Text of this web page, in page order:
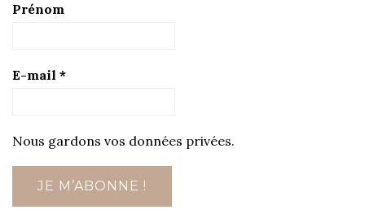
Prénom
E-mail *
Nous gardons vos données privées.